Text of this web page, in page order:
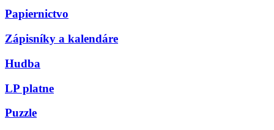
Papiernictvo
Zápisníky a kalendáre
Hudba
LP platne
Puzzle